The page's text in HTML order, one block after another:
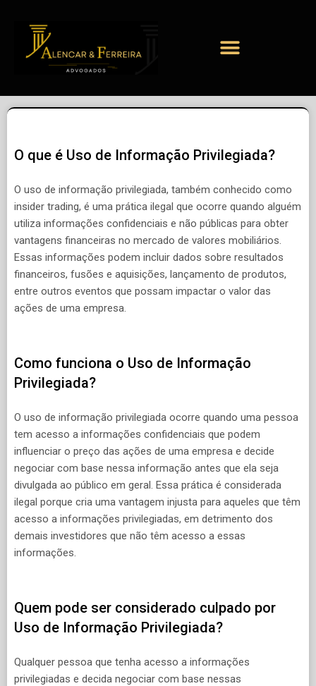
O que é Uso de Informação Privilegiada?
O uso de informação privilegiada, também conhecido como
insider trading, é uma prática ilegal que ocorre quando alguém
utiliza informações confidenciais e não públicas para obter
vantagens financeiras no mercado de valores mobiliários.
Essas informações podem incluir dados sobre resultados
financeiros, fusões e aquisições, lançamento de produtos,
entre outros eventos que possam impactar o valor das
ações de uma empresa.
Como funciona o Uso de Informação
Privilegiada?
O uso de informação privilegiada ocorre quando uma pessoa
tem acesso a informações confidenciais que podem
influenciar o preço das ações de uma empresa e decide
negociar com base nessa informação antes que ela seja
divulgada ao público em geral. Essa prática é considerada
ilegal porque cria uma vantagem injusta para aqueles que têm
acesso a informações privilegiadas, em detrimento dos
demais investidores que não têm acesso a essas
informações.
Quem pode ser considerado culpado por
Uso de Informação Privilegiada?
Qualquer pessoa que tenha acesso a informações
privilegiadas e decida negociar com base nessas